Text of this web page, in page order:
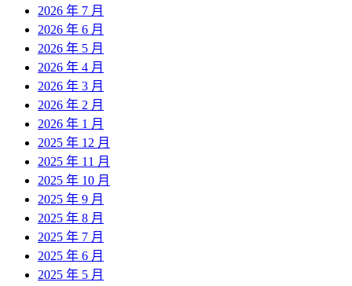
2026 年 7 月
2026 年 6 月
2026 年 5 月
2026 年 4 月
2026 年 3 月
2026 年 2 月
2026 年 1 月
2025 年 12 月
2025 年 11 月
2025 年 10 月
2025 年 9 月
2025 年 8 月
2025 年 7 月
2025 年 6 月
2025 年 5 月